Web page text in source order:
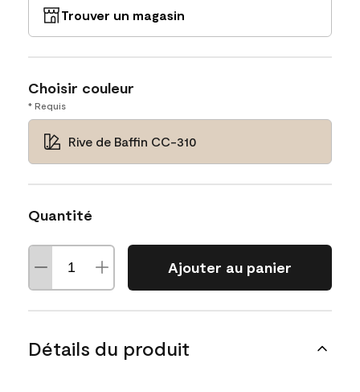
Trouver un magasin
Choisir couleur
* Requis
Rive de Baffin CC-310
Quantité
Ajouter au panier
Détails du produit